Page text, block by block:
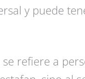
y puede
refiere a